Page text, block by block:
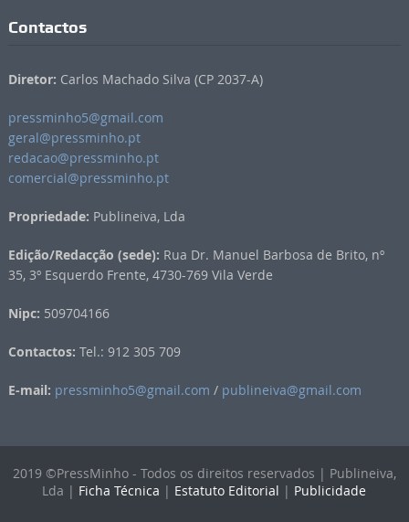
Contactos
Diretor: Carlos Machado Silva (CP 2037-A)
pressminho5@gmail.com
geral@pressminho.pt
redacao@pressminho.pt
comercial@pressminho.pt
Propriedade: Publineiva, Lda
Edição/Redacção (sede): Rua Dr. Manuel Barbosa de Brito, nº
35, 3º Esquerdo Frente, 4730-769 Vila Verde
Nipc: 509704166
Contactos: Tel.: 912 305 709
E-mail: pressminho5@gmail.com / publineiva@gmail.com
2019 ©PressMinho - Todos os direitos reservados | Publineiva,
Lda | Ficha Técnica | Estatuto Editorial | Publicidade